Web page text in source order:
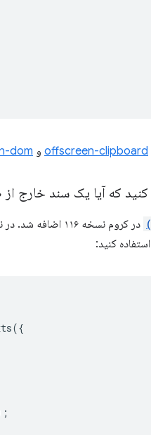
offscreen-clipboard و dom
در کروم نسخه ۱۱۶ اضافه شد. در نسخه‌های قبلی کروم، از
کنید:
({